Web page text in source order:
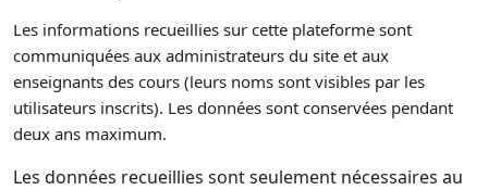
Les informations recueillies sur cette plateforme sont
communiquées aux administrateurs du site et aux
enseignants des cours (leurs noms sont visibles par les
utilisateurs inscrits). Les données sont conservées pendant
deux ans maximum.
Les données recueillies sont seulement nécessaires au